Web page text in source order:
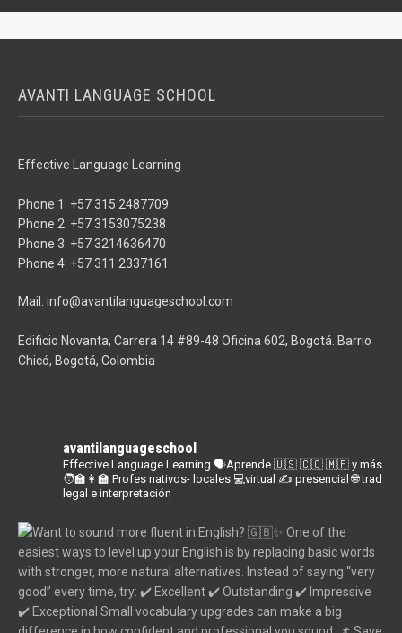
AVANTI LANGUAGE SCHOOL
Effective Language Learning
Phone 1: +57 315 2487709
Phone 2: +57 3153075238
Phone 3: +57 3214636470
Phone 4: +57 311 2337161
Mail: info@avantilanguageschool.com
Edificio Novanta, Carrera 14 #89-48 Oficina 602, Bogotá. Barrio
Chicó, Bogotá, Colombia
avantilanguageschool
Effective Language Learning 🗣Aprende 🇺🇸 🇨🇴 🇲🇫 y más
🧑‍🏫👩‍🏫 Profes nativos- locales 💻virtual ✍️ presencial🌐 trad
legal e interpretación